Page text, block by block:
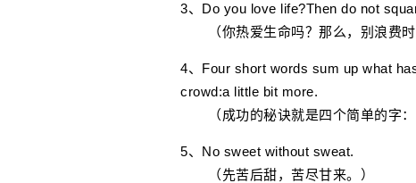
3、Do you love life?Then do not
（你热爱生命吗？那么，别浪费时
4、Four short words sum up what
crowd:a little bit more.
（成功的秘诀就是四个简单的字：
5、No sweet without sweat.
（先苦后甜，苦尽甘来。）